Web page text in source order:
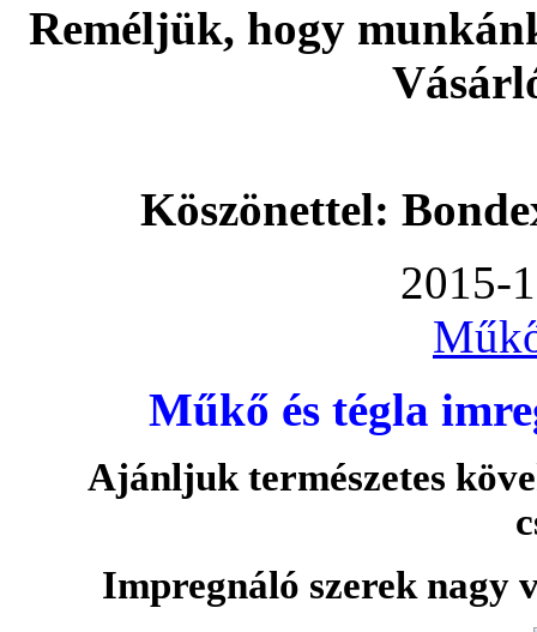
Reméljük, hogy
Köszönettel:
2015-
Műkő és tégla
Ajánljuk természetes
Impregnáló szerek